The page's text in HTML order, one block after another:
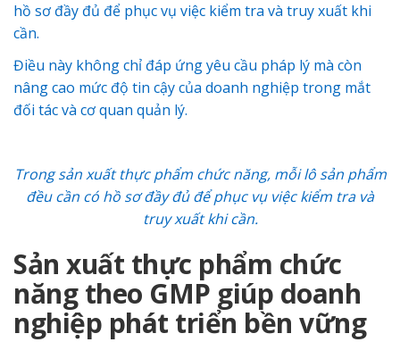
hồ sơ đầy đủ để phục vụ việc kiểm tra và truy xuất khi
cần.
Điều này không chỉ đáp ứng yêu cầu pháp lý mà còn
nâng cao mức độ tin cậy của doanh nghiệp trong mắt
đối tác và cơ quan quản lý.
Trong sản xuất thực phẩm chức năng, mỗi lô sản phẩm
đều cần có hồ sơ đầy đủ để phục vụ việc kiểm tra và
truy xuất khi cần.
Sản xuất thực phẩm chức
năng theo GMP giúp doanh
nghiệp phát triển bền vững